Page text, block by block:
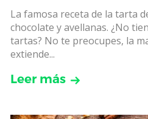
La famosa receta de la tarta
chocolate y avellanas. ¿No
tartas? No te preocupes, la
extiende...
Leer más